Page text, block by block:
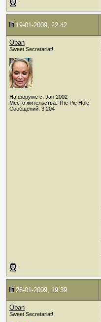
19-01-2009, 22:42
Oban
Sweet Secretariat!
На форуме с: Jan 2002
Место жительства: The Pie Hole
Сообщений: 3,204
26-01-2009, 19:39
Oban
Sweet Secretariat!